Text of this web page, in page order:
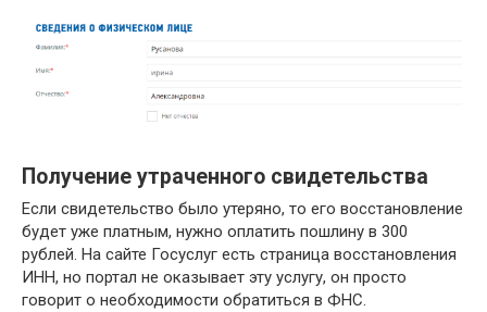
Получение утраченного свидетельства
Если свидетельство было утеряно, то его восстановление
будет уже платным, нужно оплатить пошлину в 300
рублей. На сайте Госуслуг есть страница восстановления
ИНН, но портал не оказывает эту услугу, он просто
говорит о необходимости обратиться в ФНС.